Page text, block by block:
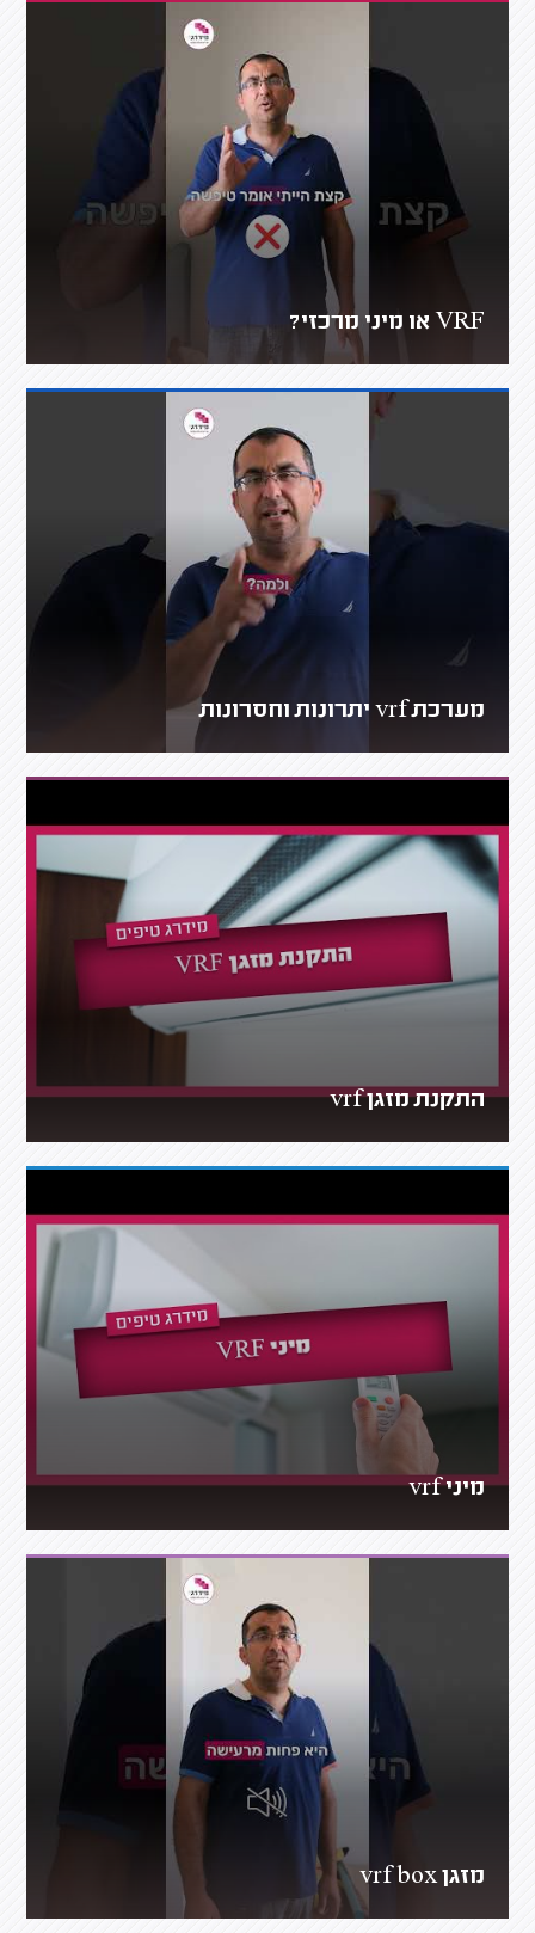
VRF או מיני מרכזי?
מערכת vrf יתרונות וחסרונות
התקנת מזגן vrf
מיני vrf
מזגן vrf box